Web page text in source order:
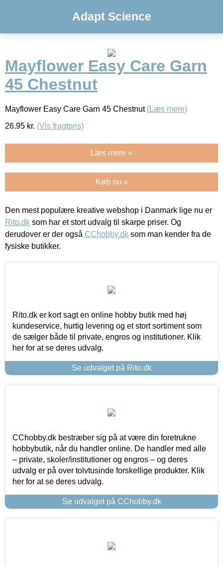
Adapt Science
Mayflower Easy Care Garn
45 Chestnut
Mayflower Easy Care Garn 45 Chestnut (Læs mere)
26.95 kr. (Vis fragtpris)
Læs mere »
Køb nu »
Den mest populære kreative webshop i Danmark lige nu er
Rito.dk som har et stort udvalg til skarpe priser. Og
derudover er der også CChobby.dk som man kender fra de
fysiske butikker.
Rito.dk er kort sagt en online hobby butik med høj
kundeservice, hurtig levering og et stort sortiment som
de sælger både til private, engros og institutioner. Klik
her for at se deres udvalg.
Se udvalget på Rito.dk
CChobby.dk bestræber sig på at være din foretrukne
hobbybutik, når du handler online. De handler med alle
– private, skoler/institutioner og engros – og deres
udvalg er på over tolvtusinde forskellige produkter. Klik
her for at se deres udvalg.
Se udvalget på CChobby.dk